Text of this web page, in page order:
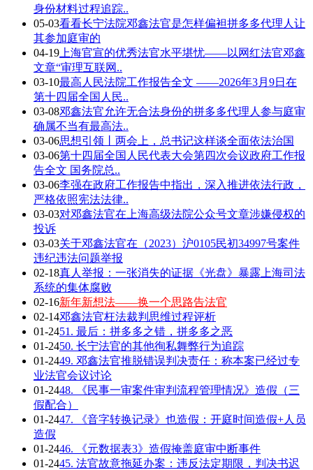
身份材料过程追踪..
05-03看看长宁法院邓鑫法官是怎样偏袒拼多多代理人让
其参加庭审的
04-19 上海官宣的优秀法官水平堪忧——以网红法官邓鑫
文章“审理互联网..
03-10最高人民法院工作报告全文 ——2026年3月9日在
第十四届全国人民..
03-08邓鑫法官允许无合法身份的拼多多代理人参与庭审
确属不当有最高法..
03-06思想引领丨两会上，总书记这样谈全面依法治国
03-06第十四届全国人民代表大会第四次会议政府工作报
告全文 国务院总..
03-06李强在政府工作报告中指出，深入推进依法行政，
严格依照宪法法律..
03-03对邓鑫法官在上海高级法院公众号文章涉嫌侵权的
投诉
03-03关于邓鑫法官在（2023）沪0105民初34997号案件
违纪违法问题举报
02-18真人举报：一张消失的证据《光盘》暴露上海司法
系统的集体腐败
02-16新年新想法——换一个思路告法官
02-14邓鑫法官枉法裁判思维过程评析
01-2451. 最后：拼多多之错，拼多多之恶
01-2450. 长宁法官的其他徇私舞弊行为追踪
01-2449. 邓鑫法官推脱错误判决责任：称本案已经过专
业法官会议讨论
01-2448. 《民事一审案件审判流程管理情况》造假（三
假配合）
01-2447. 《音字转换记录》也造假：开庭时间造假+人员
造假
01-2446. 《元数据表3》造假掩盖庭审中断事件
01-2445. 法官故意拖延办案：违反法定期限，判决书迟